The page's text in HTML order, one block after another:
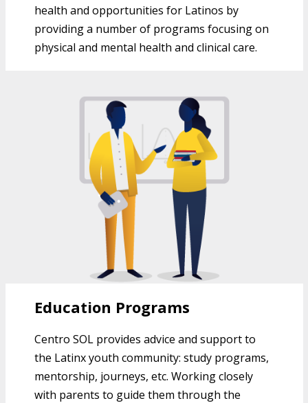
health and opportunities for Latinos by
providing a number of programs focusing on
physical and mental health and clinical care.
EDUCATION PROGRAMS AT CENTRO
SOL
Education Programs
Centro SOL provides advice and support to
the Latinx youth community: study programs,
mentorship, journeys, etc. Working closely
with parents to guide them through the